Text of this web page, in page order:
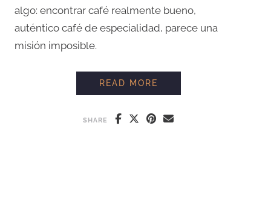
algo: encontrar café realmente bueno,
auténtico café de especialidad, parece una
misión imposible.
READ MORE
SHARE